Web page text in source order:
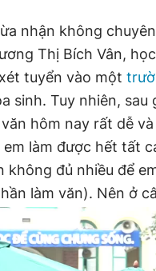
nhận không
Thị Bích Vân,
tuyển vào một
sinh. Tuy nhiên,
hôm nay rất dễ
em làm được hết tất
không đủ nhiều để
làm văn). Nên ở